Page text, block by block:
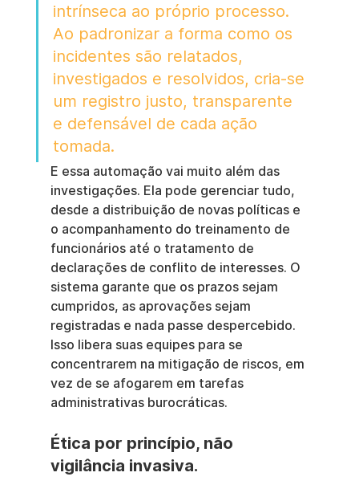
intrínseca ao próprio processo.
Ao padronizar a forma como os
incidentes são relatados,
investigados e resolvidos, cria-se
um registro justo, transparente
e defensável de cada ação
tomada.
E essa automação vai muito além das
investigações. Ela pode gerenciar tudo,
desde a distribuição de novas políticas e
o acompanhamento do treinamento de
funcionários até o tratamento de
declarações de conflito de interesses. O
sistema garante que os prazos sejam
cumpridos, as aprovações sejam
registradas e nada passe despercebido.
Isso libera suas equipes para se
concentrarem na mitigação de riscos, em
vez de se afogarem em tarefas
administrativas burocráticas.
Ética por princípio, não
vigilância invasiva.